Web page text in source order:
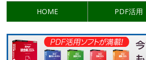
HOME PDF活用